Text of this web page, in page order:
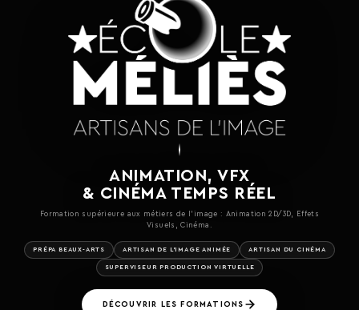
ANIMATION, VFX
& CINÉMA TEMPS RÉEL
Formation supérieure aux métiers de l'image : Animation 2D/3D, Effets
Visuels, Cinéma.
PRÉPA BEAUX-ARTS ARTISAN DE L'IMAGE ANIMÉE ARTISAN DU CINÉMA
SUPERVISEUR PRODUCTION VIRTUELLE
DÉCOUVRIR LES FORMATIONS